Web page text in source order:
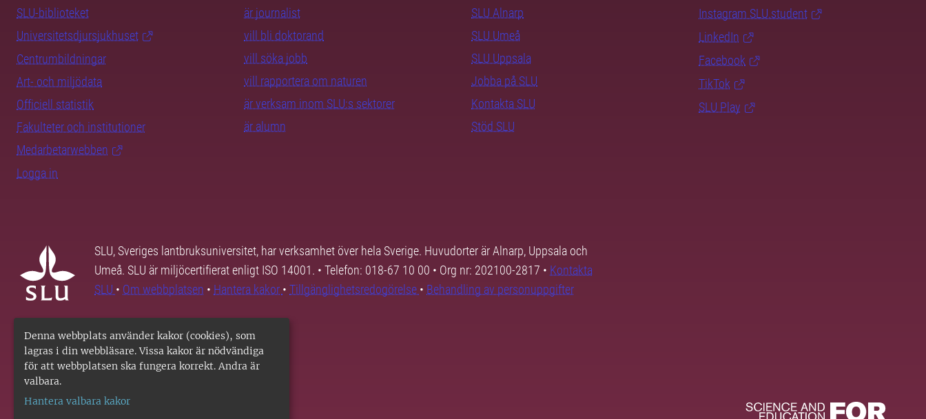
Denna webbplats använder kakor (cookies), som
lagras i din webbläsare. Vissa kakor är nödvändiga
för att webbplatsen ska fungera korrekt. Andra är
valbara.
Hantera valbara kakor
SLU-biblioteket
Universitetsdjursjukhuset
Centrumbildningar
Art- och miljödata
Officiell statistik
Fakulteter och institutioner
Medarbetarwebben
Logga in
är journalist
vill bli doktorand
vill söka jobb
vill rapportera om naturen
är verksam inom SLU:s sektorer
är alumn
SLU Alnarp
SLU Umeå
SLU Uppsala
Jobba på SLU
Kontakta SLU
Stöd SLU
Instagram SLU.student
LinkedIn
Facebook
TikTok
SLU Play
SLU, Sveriges lantbruksuniversitet, har verksamhet över hela Sverige. Huvudorter är Alnarp, Uppsala och
Umeå. SLU är miljöcertifierat enligt ISO 14001. • Telefon: 018-67 10 00 • Org nr: 202100-2817 • Kontakta
SLU • Om webbplatsen • Hantera kakor • Tillgänglighetsredogörelse • Behandling av personuppgifter